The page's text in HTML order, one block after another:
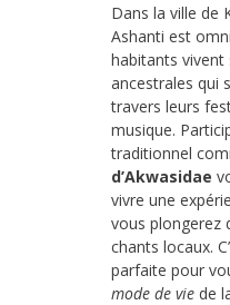
Dans la ville de
Ashanti est
habitants
ancestrales qui
travers leurs
musique.
traditionnel
d’Akwasidae
vivre une
vous plongerez
chants locaux.
parfaite pour
mode de vie de